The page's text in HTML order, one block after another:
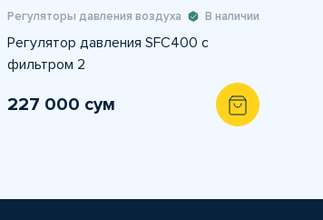
Регуляторы давления воздуха В наличии
Регулятор давления SFC400 с
фильтром 2
227 000 сум